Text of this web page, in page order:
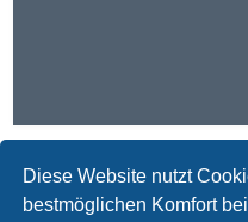
Diese Website nutzt
bestmöglichen Komfort